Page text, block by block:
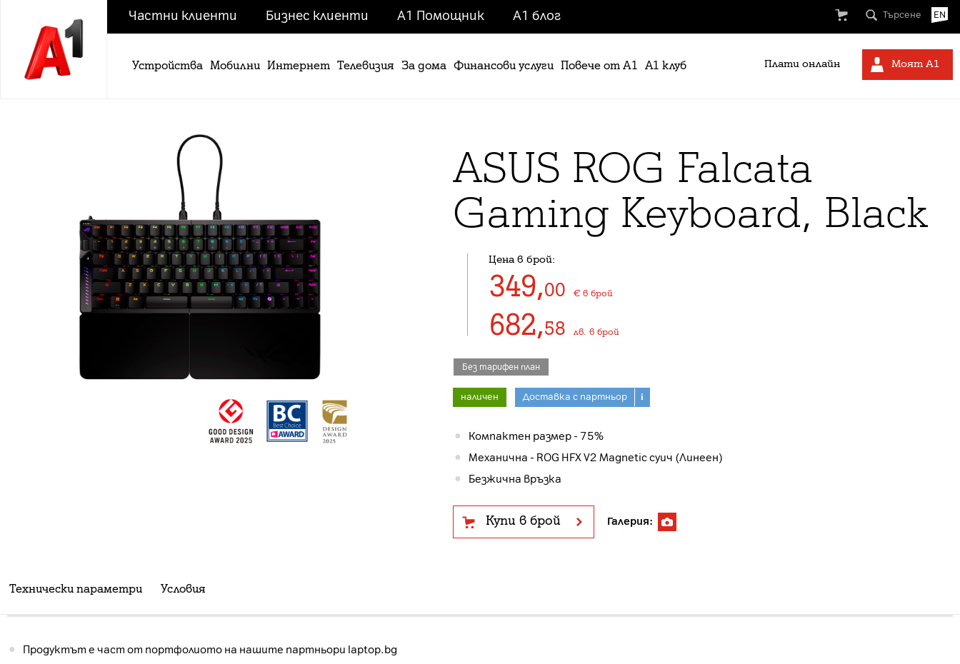
Частни клиенти Бизнес клиенти A1 Помощник A1 блог Търсене EN
Устройства Мобилни Интернет Телевизия За дома Финансови услуги Повече от А1 A1 клуб Плати онлайн Моят А1
ASUS ROG Falcata
Gaming Keyboard, Black
Цена в брой:
349,00 € в брой
682,58 лв. в брой
Без тарифен план
наличен Доставка с партньор i
Компактен размер - 75%
Механична - ROG HFX V2 Magnetic суич (Линеен)
Безжична връзка
Купи в брой Галерия:
Технически параметри Условия
Продуктът е част от портфолиото на нашите партньори laptop.bg